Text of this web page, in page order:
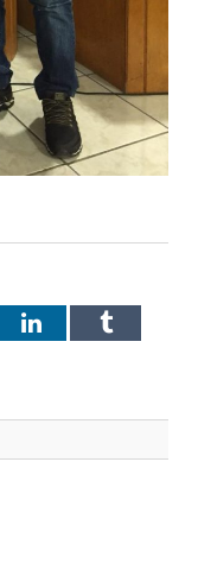
LinkedInTumblr